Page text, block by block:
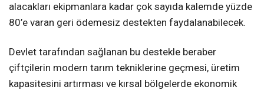
alacakları ekipmanlara kadar çok sayıda kalemde yüzde
80’e varan geri ödemesiz destekten faydalanabilecek.
Devlet tarafından sağlanan bu destekle beraber
çiftçilerin modern tarım tekniklerine geçmesi, üretim
kapasitesini artırması ve kırsal bölgelerde ekonomik